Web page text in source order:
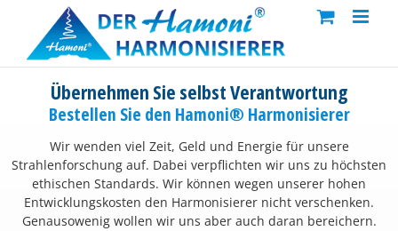
content
Übernehmen Sie selbst Verantwortung
Bestellen Sie den Hamoni® Harmonisierer
Wir wenden viel Zeit, Geld und Energie für unsere
Strahlenforschung auf. Dabei verpflichten wir uns zu höchsten
ethischen Standards. Wir können wegen unserer hohen
Entwicklungskosten den Harmonisierer nicht verschenken.
Genausowenig wollen wir uns aber auch daran bereichern.